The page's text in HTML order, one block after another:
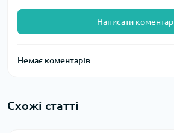
Написати коментар
Немає коментарів
Схожі статті